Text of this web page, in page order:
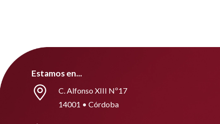
Estamos en...
C. Alfonso XIII Nº17
14001 • Córdoba